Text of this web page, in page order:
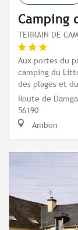
Camping
TERRAIN DE
Aux portes du
camping du
des plages et
Route de
56190
Ambon